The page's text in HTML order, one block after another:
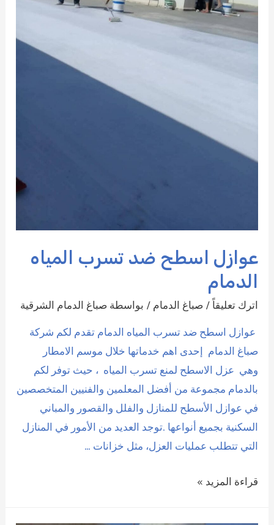
عوازل اسطح ضد تسرب المياه
الدمام
اترك تعليقاً /صباغ الدمام / بواسطة صباغ الدمام الشرقية
عوازل اسطح ضد تسرب المياه الدمام تقدم لكم شركة
صباغ الدمام إحدى اهم خدماتها خلال موسم الامطار
وهي عزل الاسطح لمنع تسرب المياه ، حيث توفر لكم
بالدمام مجموعة من أفضل المعلمين والفنيين المتخصصين
في عوازل الأسطح للمنازل والفلل والقصور والمباني
السكنية بجميع أنواعها .توجد العديد من الأمور في المنازل
التي تتطلب عمليات العزل، مثل خزانات …
عوازل
قراءة المزيد »